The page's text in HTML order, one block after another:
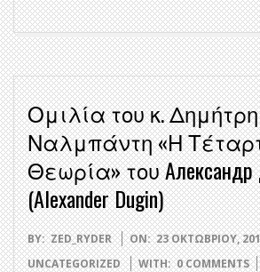
Ομιλία του κ. Δημήτρη
Ναλμπάντη «Η
Θεωρία» του Александр
(Alexander Dugin)
2014-
10-
BY: ZED_RYDER ON: 23 ΟΚΤΩΒΡΊΟΥ,
UNCATEGORIZED
WITH: 0 COMMENTS